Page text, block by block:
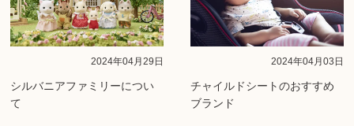
2024年04月29日
シルバニアファミリーについ
て
2024年04月03日
チャイルドシートのおすすめ
ブランド